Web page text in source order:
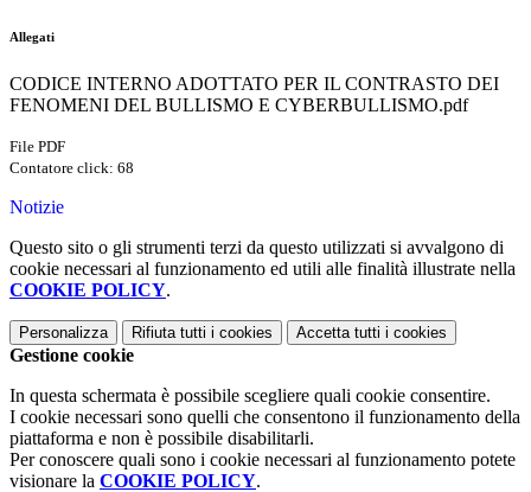
Allegati
CODICE INTERNO ADOTTATO PER IL CONTRASTO DEI
FENOMENI DEL BULLISMO E CYBERBULLISMO.pdf
File PDF
Contatore click: 68
Notizie
Questo sito o gli strumenti terzi da questo utilizzati si avvalgono di
cookie necessari al funzionamento ed utili alle finalità illustrate nella
COOKIE POLICY.
Personalizza Rifiuta tutti i cookies Accetta tutti i cookies
Gestione cookie
In questa schermata è possibile scegliere quali cookie consentire.
I cookie necessari sono quelli che consentono il funzionamento della
piattaforma e non è possibile disabilitarli.
Per conoscere quali sono i cookie necessari al funzionamento potete
visionare la COOKIE POLICY.